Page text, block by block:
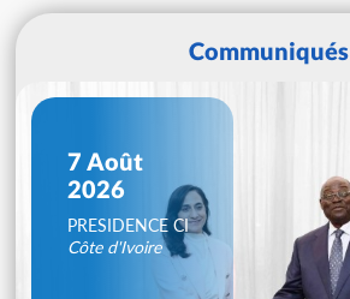
Communiqués
7 Août
2026
PRESIDENCE CI
Côte d'Ivoire